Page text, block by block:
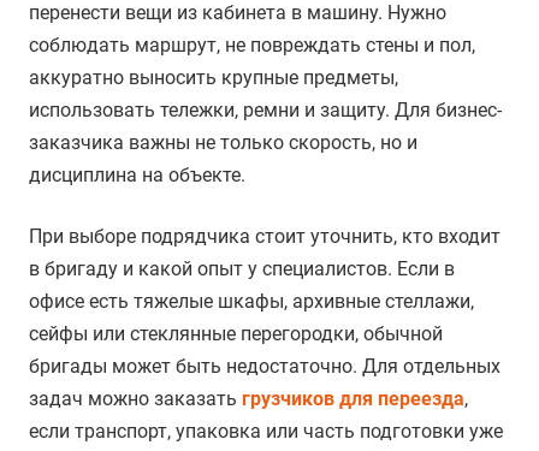
перенести вещи из кабинета в машину. Нужно
соблюдать маршрут, не повреждать стены и пол,
аккуратно выносить крупные предметы,
использовать тележки, ремни и защиту. Для бизнес-
заказчика важны не только скорость, но и
дисциплина на объекте.
При выборе подрядчика стоит уточнить, кто входит
в бригаду и какой опыт у специалистов. Если в
офисе есть тяжелые шкафы, архивные стеллажи,
сейфы или стеклянные перегородки, обычной
бригады может быть недостаточно. Для отдельных
задач можно заказать грузчиков для переезда,
если транспорт, упаковка или часть подготовки уже